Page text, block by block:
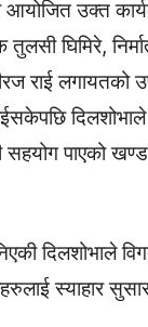
आयोजित उक्त
तुलसी घिमिरे,
राई लगायतको
पाएको
दिलशोभाले
स्याहार